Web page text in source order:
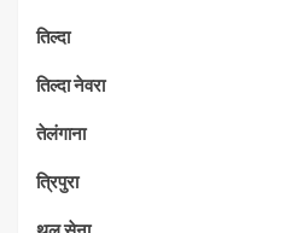
तिल्दा
तिल्दा नेवरा
तेलंगाना
त्रिपुरा